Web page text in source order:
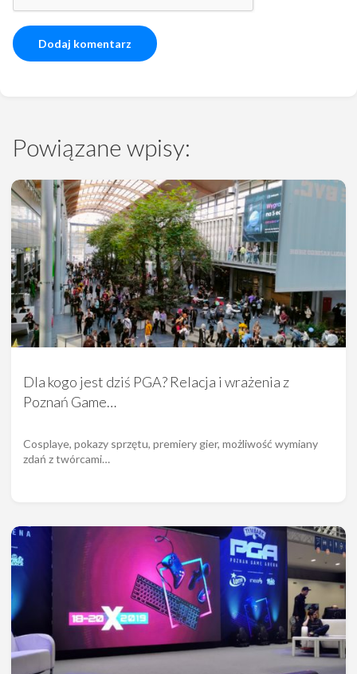
Powiązane wpisy:
Dla kogo jest dziś PGA? Relacja i wrażenia z
Poznań Game…
Cosplaye, pokazy sprzętu, premiery gier, możliwość wymiany
zdań z twórcami…